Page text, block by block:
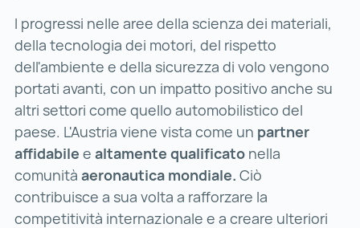
I progressi nelle aree della scienza dei materiali,
della tecnologia dei motori, del rispetto
dell'ambiente e della sicurezza di volo vengono
portati avanti, con un impatto positivo anche su
altri settori come quello automobilistico del
paese. L'Austria viene vista come un partner
affidabile e altamente qualificato nella
comunità aeronautica mondiale. Ciò
contribuisce a sua volta a rafforzare la
competitività internazionale e a creare ulteriori